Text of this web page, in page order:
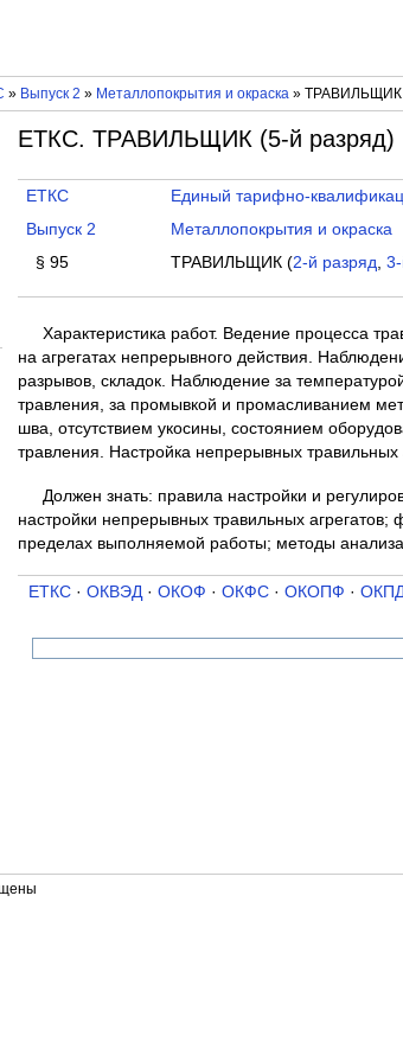
» Выпуск 2 » Металлопокрытия и окраска» ТРАВИЛЬЩИК
ЕТКС. ТРАВИЛЬЩИК (5-й разряд)
ЕТКС
Единый тарифно-
Выпуск 2
Металлопокрытия и окраска
§ 95
ТРАВИЛЬЩИК (2-й разряд,
Характеристика работ. Ведение процесса
на агрегатах непрерывного действия.
разрывов, складок. Наблюдение за
травления, за промывкой и промасливанием
шва, отсутствием укосины, состоянием
травления. Настройка непрерывных травильных
Должен знать: правила настройки и
настройки непрерывных травильных
пределах выполняемой работы; методы анализа
ЕТКС· ОКВЭД· ОКОФ · ОКФС· ОКОПФ ·